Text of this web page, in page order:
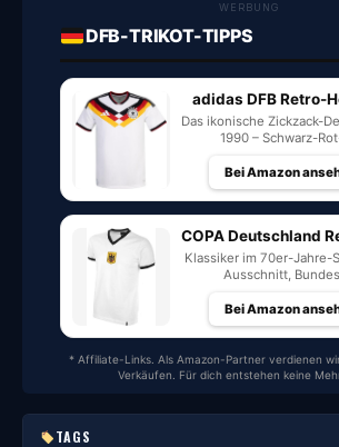
WERBUNG
DFB-TRIKOT-TIPPS
adidas DFB Retro-
Das ikonische Zickzack-
1990 – Schwarz-
Bei Amazon
COPA Deutschland
Klassiker im 70er-Jahre-
Ausschnitt,
Bei Amazon
* Affiliate-Links. Als Amazon-Partner verdienen
Verkäufen. Für dich entstehen keine
TAGS